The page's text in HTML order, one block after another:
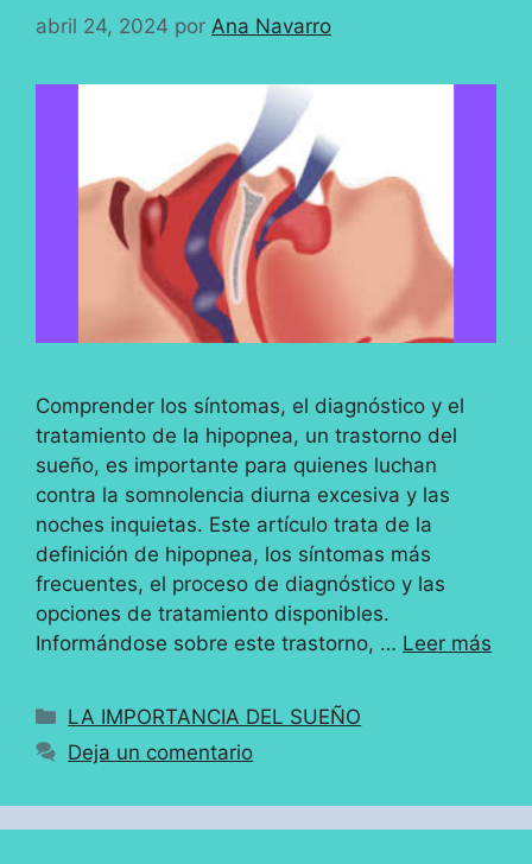
abril 24, 2024 por Ana Navarro
Comprender los síntomas, el diagnóstico y el
tratamiento de la hipopnea, un trastorno del
sueño, es importante para quienes luchan
contra la somnolencia diurna excesiva y las
noches inquietas. Este artículo trata de la
definición de hipopnea, los síntomas más
frecuentes, el proceso de diagnóstico y las
opciones de tratamiento disponibles.
Informándose sobre este trastorno, … Leer más
Categorías
LA IMPORTANCIA DEL SUEÑO
Deja un comentario